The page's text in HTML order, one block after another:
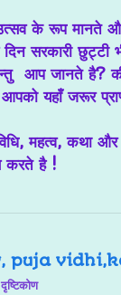
उत्सव के रूप मानते
सरकारी छुट्टी
जानते है? की
यहाँ जरूर
विधि, महत्व,
करते है !